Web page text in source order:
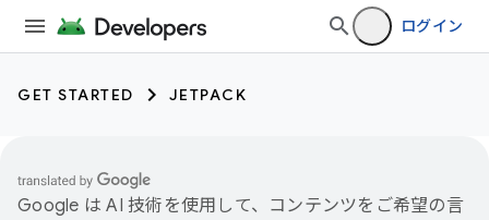
ログイン
GET STARTED JETPACK
Google は AI 技術を使用して、コンテンツをご希望の言